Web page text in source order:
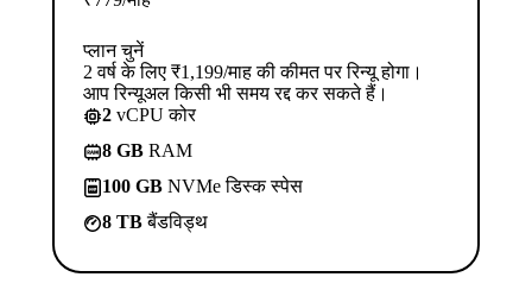
प्लान चुनें
2 वर्ष के लिए ₹1,199/माह की कीमत पर रिन्यू होगा।
आप रिन्यूअल किसी भी समय रद्द कर सकते हैं।
2 vCPU कोर
8 GB RAM
100 GB NVMe डिस्क स्पेस
8 TBबैंडविड्थ